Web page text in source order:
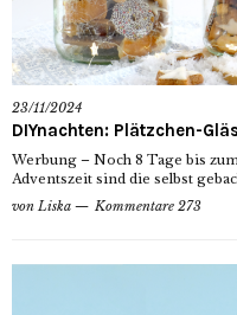
23/11/2024
DIYnachten: Plätzchen-
Werbung – Noch 8 Tage bis
Adventszeit sind die selbst
von Liska Kommentare 273